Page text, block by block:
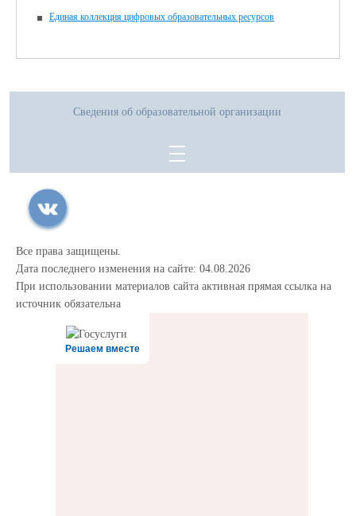
Единая коллекция цифровых образовательных ресурсов
Сведения об образовательной организации
Все права защищены.
Дата последнего изменения на сайте: 04.08.2026
При использовании материалов сайта активная прямая ссылка на
источник обязательна
Решаем вместе